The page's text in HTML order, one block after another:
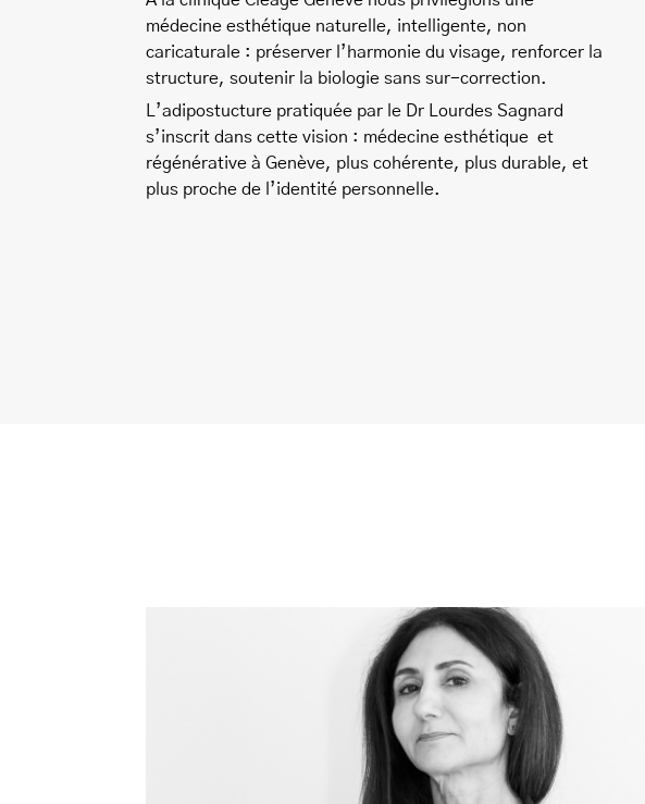
médecine esthétique naturelle, intelligente, non
caricaturale : préserver l’harmonie du visage, renforcer la
structure, soutenir la biologie sans sur-correction.
L’adipostucture pratiquée par le Dr Lourdes Sagnard
s’inscrit dans cette vision : médecine esthétique et
régénérative à Genève, plus cohérente, plus durable, et
plus proche de l’identité personnelle.